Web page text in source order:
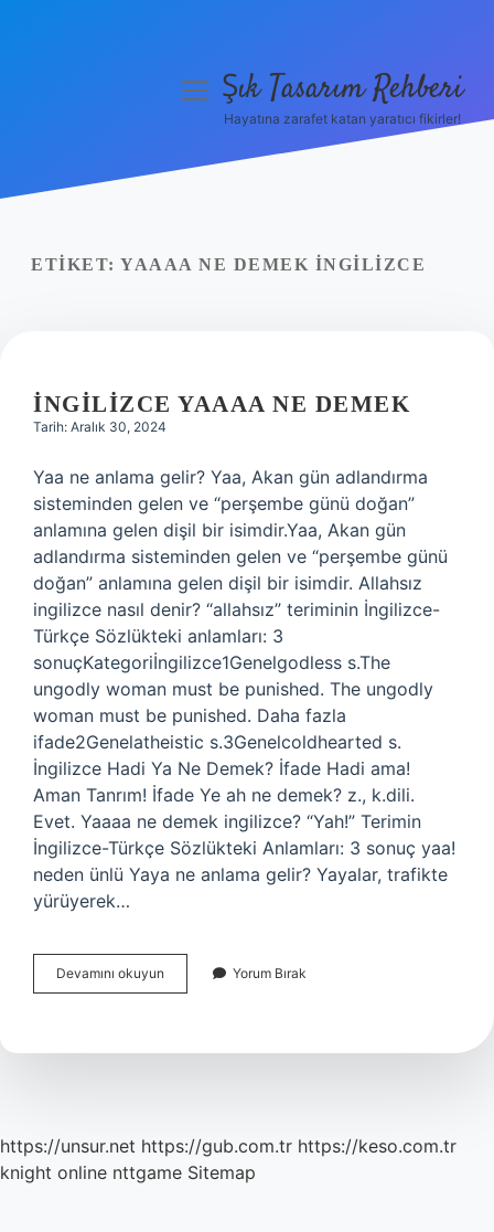
Yasal Uyarı
menüyüŞık Tasarım Rehberi
Hayatına zarafet katan yaratıcı fikirler!
ETIKET: YAAAA NE DEMEK INGILIZCE
İNGILIZCE YAAAA NE DEMEK
Tarih: Aralık 30, 2024
Yaa ne anlama gelir? Yaa, Akan gün adlandırma
sisteminden gelen ve “perşembe günü doğan”
anlamına gelen dişil bir isimdir.Yaa, Akan gün
adlandırma sisteminden gelen ve “perşembe günü
doğan” anlamına gelen dişil bir isimdir. Allahsız
ingilizce nasıl denir? “allahsız” teriminin İngilizce-
Türkçe Sözlükteki anlamları: 3
sonuçKategoriİngilizce1Genelgodless s.The
ungodly woman must be punished. The ungodly
woman must be punished. Daha fazla
ifade2Genelatheistic s.3Genelcoldhearted s.
İngilizce Hadi Ya Ne Demek? İfade Hadi ama!
Aman Tanrım! İfade Ye ah ne demek? z., k.dili.
Evet. Yaaaa ne demek ingilizce? “Yah!” Terimin
İngilizce-Türkçe Sözlükteki Anlamları: 3 sonuç yaa!
neden ünlü Yaya ne anlama gelir? Yayalar, trafikte
yürüyerek…
Devamını okuyun İNgilizce
Yaaaa
Yorum Bırak
https://unsur.net https://gub.com.tr https://keso.com.tr
knight online nttgame Sitemap